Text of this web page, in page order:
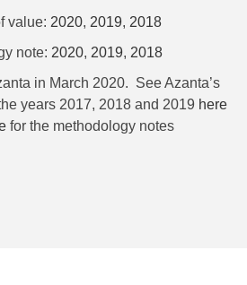
value: 2020, 2019, 2018
note: 2020, 2019, 2018
in March 2020. See Azanta’s
years 2017, 2018 and 2019 here
for the methodology notes